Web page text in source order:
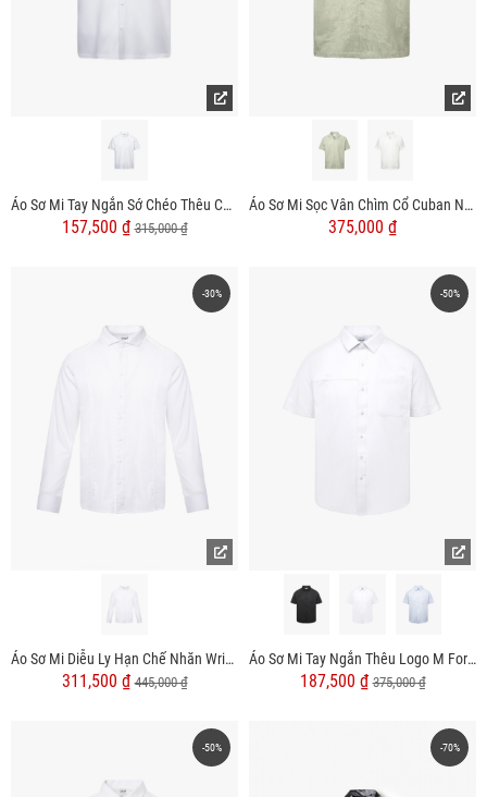
Áo Sơ Mi Tay Ngắn Sớ Chéo Thêu Chữ 4M Form Regular SM179
157,500 ₫315,000 ₫
Áo Sơ Mi Sọc Vân Chìm Cổ Cuban Ngắn Tay Form Relaxed SM206
375,000 ₫
-30%
Áo Sơ Mi Diễu Ly Hạn Chế Nhăn Wrinkle X Thêu Peakhour Form Slimfit SM187 Màu Trắng
311,500 ₫445,000 ₫
-50%
Áo Sơ Mi Tay Ngắn Thêu Logo M Form Regular SM197
187,500 ₫375,000 ₫
-50% -70%